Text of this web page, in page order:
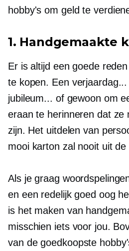
hobby's om geld te
1. Handgemaakte
Er is altijd een goede
te kopen. Een
jubileum... of gewoon om
eraan te herinneren dat ze
zijn. Het uitdelen van
mooi karton zal nooit uit
Als je graag
en een redelijk goed oog
is het maken van
misschien iets voor jou.
van de goedkoopste